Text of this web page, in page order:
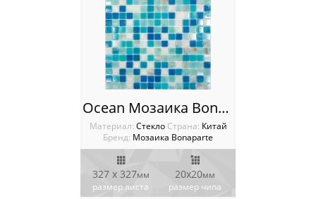
Ocean Мозаика Bonaparte
Материал: Стекло Cтрана: Китай
Бренд: Мозаика Bonaparte
327 x 327мм
размер листа
20х20мм
размер чипа